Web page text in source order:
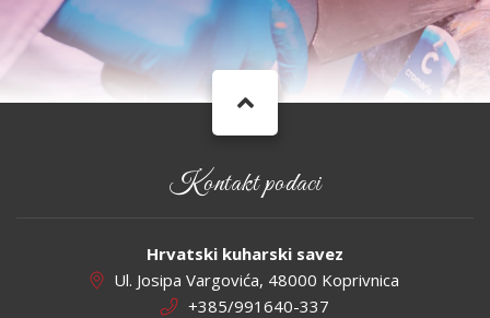
Kontakt podaci
Hrvatski kuharski savez
Ul. Josipa Vargovića, 48000 Koprivnica
+385/991640-337